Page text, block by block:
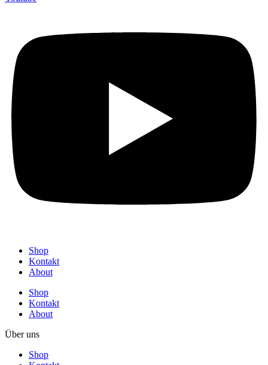
Shop
Kontakt
About
Shop
Kontakt
About
Über uns
Shop